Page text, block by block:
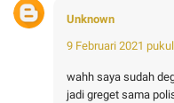
Unknown
9 Februari 2021
wahh saya sudah
jadi greget sama